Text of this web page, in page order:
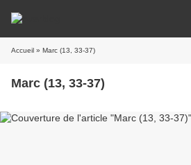
Accueil » Marc (13, 33-37)
Marc (13, 33-37)